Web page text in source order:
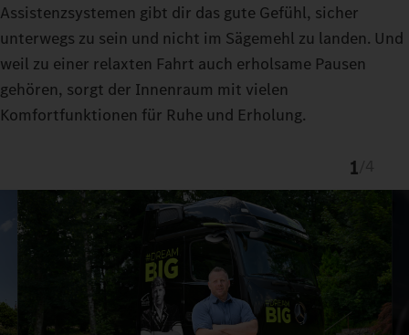
Einfach zu bedienen: das Multimedia Cockpit Interactive 2 mit
Sprachsteuerung und digitalen Features.2 Einfach entspannend:
assistiertes Fahren auf hohem Niveau und komfortable
Fahrerhausausstattungen.
Einfach sicherer unterwegs: neue und verbesserte
Assistenzsysteme wie Active Brake Assist 6,
Active Sideguard Assist 2 und Active Drive Assist 3. Sie können
Personen, Fahrzeuge und Gegenstände erkennen und
Assistenzsystemen gibt dir das gute Gefühl, sicher
unterwegs zu sein und nicht im Sägemehl zu landen. Und
weil zu einer relaxten Fahrt auch erholsame Pausen
gehören, sorgt der Innenraum mit vielen
Komfortfunktionen für Ruhe und Erholung.
1